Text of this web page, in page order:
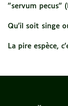
"servum pecus"
Qu'il soit singe
La pire espèce,